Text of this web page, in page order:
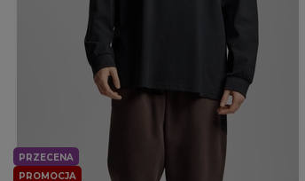
PROMOCJA
PRZECENA